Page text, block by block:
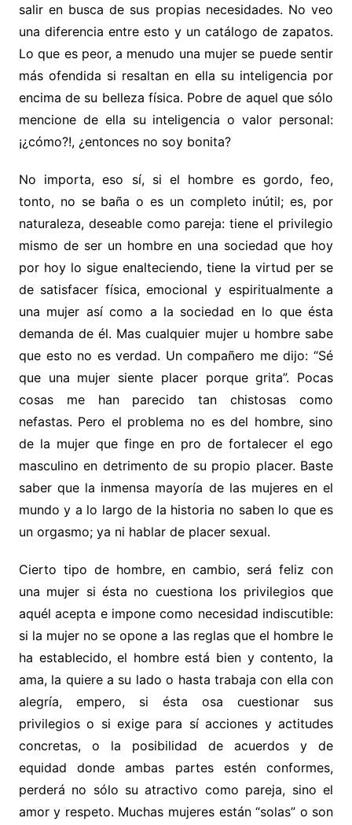
salir en busca de sus propias necesidades. No veo
una diferencia entre esto y un catálogo de zapatos.
Lo que es peor, a menudo una mujer se puede sentir
más ofendida si resaltan en ella su inteligencia por
encima de su belleza física. Pobre de aquel que sólo
mencione de ella su inteligencia o valor personal:
¡¿cómo?!, ¿entonces no soy bonita?
No importa, eso sí, si el hombre es gordo, feo,
tonto, no se baña o es un completo inútil; es, por
naturaleza, deseable como pareja: tiene el privilegio
mismo de ser un hombre en una sociedad que hoy
por hoy lo sigue enalteciendo, tiene la virtud per se
de satisfacer física, emocional y espiritualmente a
una mujer así como a la sociedad en lo que ésta
demanda de él. Mas cualquier mujer u hombre sabe
que esto no es verdad. Un compañero me dijo: “Sé
que una mujer siente placer porque grita”. Pocas
cosas me han parecido tan chistosas como
nefastas. Pero el problema no es del hombre, sino
de la mujer que finge en pro de fortalecer el ego
masculino en detrimento de su propio placer. Baste
saber que la inmensa mayoría de las mujeres en el
mundo y a lo largo de la historia no saben lo que es
un orgasmo; ya ni hablar de placer sexual.
Cierto tipo de hombre, en cambio, será feliz con
una mujer si ésta no cuestiona los privilegios que
aquél acepta e impone como necesidad indiscutible:
si la mujer no se opone a las reglas que el hombre le
ha establecido, el hombre está bien y contento, la
ama, la quiere a su lado o hasta trabaja con ella con
alegría, empero, si ésta osa cuestionar sus
privilegios o si exige para sí acciones y actitudes
concretas, o la posibilidad de acuerdos y de
equidad donde ambas partes estén conformes,
perderá no sólo su atractivo como pareja, sino el
amor y respeto. Muchas mujeres están “solas” o son